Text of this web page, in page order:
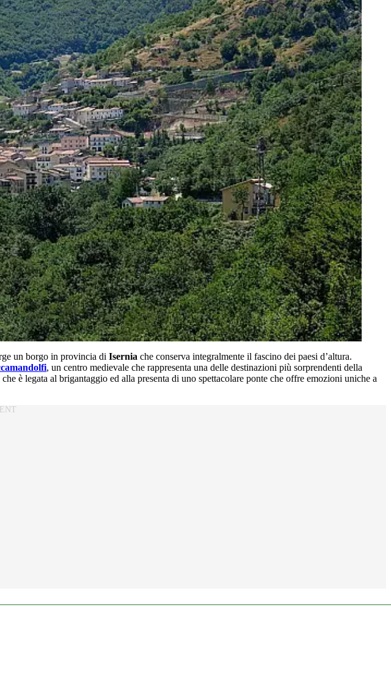
un borgo in provincia di Isernia che conserva integralmente il fascino dei paesi d’altura.
, un centro medievale che rappresenta una delle destinazioni più sorprendenti della
è legata al brigantaggio ed alla presenta di uno spettacolare ponte che offre emozioni uniche a